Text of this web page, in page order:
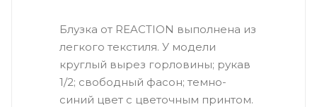
Блузка от REACTION выполнена из
легкого текстиля. У модели
круглый вырез горловины; рукав
1/2; свободный фасон; темно-
синий цвет с цветочным принтом.